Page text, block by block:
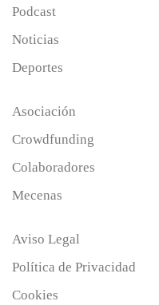
Podcast
Noticias
Deportes
Asociación
Crowdfunding
Colaboradores
Mecenas
Aviso Legal
Política de Privacidad
Cookies